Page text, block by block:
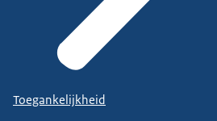
Toegankelijkheid